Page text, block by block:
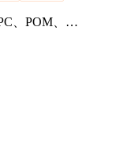
、POM、
、日本东